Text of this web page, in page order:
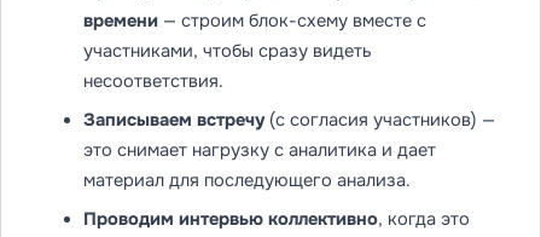
времени — строим блок-схему вместе с
участниками, чтобы сразу видеть
несоответствия.
Записываем встречу(с согласия участников) —
это снимает нагрузку с аналитика и дает
материал для последующего анализа.
Проводим интервью коллективно, когда это